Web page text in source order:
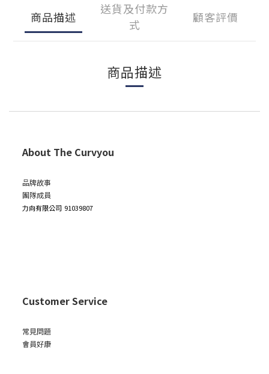
商品描述
送貨及付款方
式
顧客評價
商品描述
About The Curvyou
品牌故事
團隊成員
力向有限公司 91039807
Customer Service
常見問題
會員好康